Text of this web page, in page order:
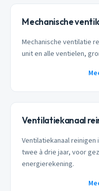
Mechanische
Mechanische ventilatie
unit en alle ventielen,
Ventilatiekanaal
Ventilatiekanaal
twee à drie jaar, voor
energierekening.